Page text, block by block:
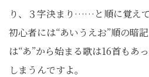
り、３字決まり……と順に覚え
初心者には“あいうえお”順の暗
は“あ”から始まる歌は16首もあ
しまうんですよ。